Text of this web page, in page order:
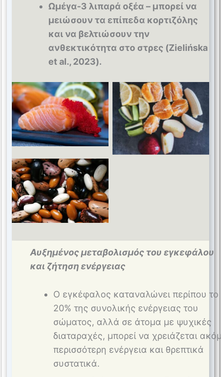
Ωμέγα-3 λιπαρά οξέα – μπορεί να
μειώσουν τα επίπεδα κορτιζόλης
και να βελτιώσουν την
ανθεκτικότητα στο στρες (Zielińska
et al., 2023).
Omega 3 B vitamins
Magnesium
Αυξημένος μεταβολισμός του εγκεφάλου
και ζήτηση ενέργειας
Ο εγκέφαλος καταναλώνει περίπου το
20% της συνολικής ενέργειας του
σώματος, αλλά σε άτομα με ψυχικές
διαταραχές, μπορεί να χρειάζεται
περισσότερη ενέργεια και θρεπτικά
συστατικά.